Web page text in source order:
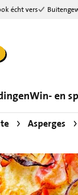
écht vers
Win- en
Asperges